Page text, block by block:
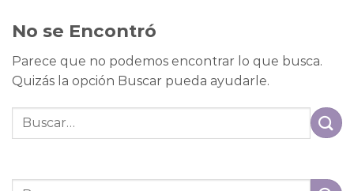
No se Encontró
Parece que no podemos encontrar lo que busca.
Quizás la opción Buscar pueda ayudarle.